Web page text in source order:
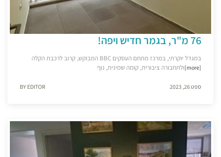
76 מ"ר, בגמר חדיש ויפה!
במגדל יוקרתי, במרכז מתחם העסקים BBC המבוקש, קרוב לרכבת הקלה
ולתחבורה ציבורית, קומה שמינית, נוף
[more]
BY EDITOR ספט 26, 2023